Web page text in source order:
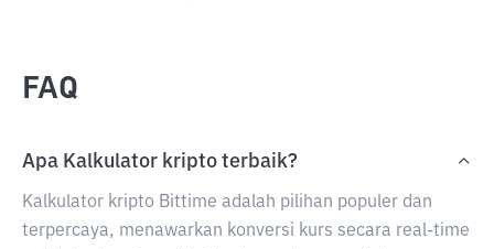
FAQ
Apa Kalkulator kripto terbaik?
Kalkulator kripto Bittime adalah pilihan populer dan
terpercaya, menawarkan konversi kurs secara real-time